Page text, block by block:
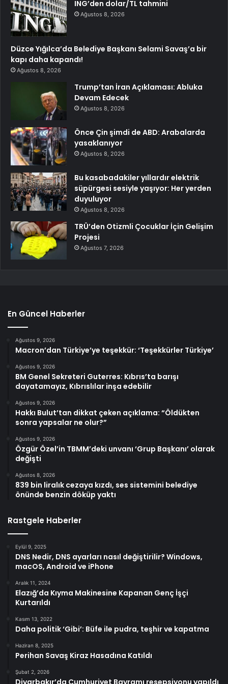
ING’den dolar/TL tahmini
Ağustos 8, 2026
Düzce Yığılca’da Belediye Başkanı Selami Savaş’a bir
kapı daha kapandı!
Ağustos 8, 2026
Trump’tan İran Açıklaması: Abluka
Devam Edecek
Ağustos 8, 2026
Önce Çin şimdi de ABD: Arabalarda
yasaklanıyor
Ağustos 8, 2026
Bu kasabadakiler yıllardır elektrik
süpürgesi sesiyle yaşıyor: Her yerden
duyuluyor
Ağustos 8, 2026
TRÜ’den Otizmli Çocuklar İçin Gelişim
Projesi
Ağustos 7, 2026
En Güncel Haberler
Ağustos 9, 2026
Macron’dan Türkiye’ye teşekkür: ‘Teşekkürler Türkiye’
Ağustos 9, 2026
BM Genel Sekreteri Guterres: Kıbrıs’ta barışı
dayatamayız, Kıbrıslılar inşa edebilir
Ağustos 9, 2026
Hakkı Bulut’tan dikkat çeken açıklama: “Öldükten
sonra yapsalar ne olur?”
Ağustos 9, 2026
Özgür Özel’in TBMM’deki unvanı ‘Grup Başkanı’ olarak
değişti
Ağustos 8, 2026
839 bin liralık cezaya kızdı, ses sistemini belediye
önünde benzin döküp yaktı
Rastgele Haberler
Eylül 9, 2025
DNS Nedir, DNS ayarları nasıl değiştirilir? Windows,
macOS, Android ve iPhone
Aralık 11, 2024
Elazığ’da Kıyma Makinesine Kapanan Genç İşçi
Kurtarıldı
Kasım 13, 2022
Daha politik ‘Gibi’: Büfe ile pudra, teşhir ve kapatma
Haziran 8, 2025
Perihan Savaş Kiraz Hasadına Katıldı
Şubat 2, 2026